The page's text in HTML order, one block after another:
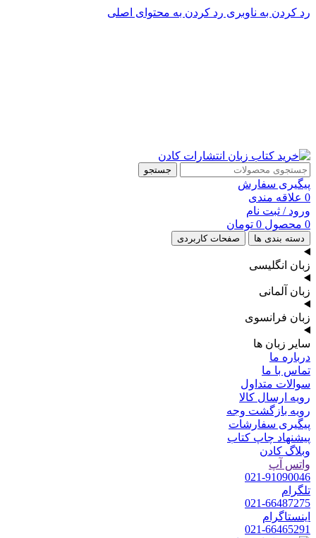
رد کردن به ناوبری رد کردن به محتوای اصلی
جستجو
پیگیری سفارش
0 علاقه مندی
ورود / ثبت نام
0 محصول 0 تومان
دسته بندی ها صفحات کاربردی
زبان انگلیسی
زبان آلمانی
زبان فرانسوی
سایر زبان ها
درباره ما
تماس با ما
سوالات متداول
رویه ارسال کالا
رویه بازگشت وجه
پیگیری سفارشات
پیشنهاد چاپ کتاب
وبلاگ کادن
واتس آپ
021-91090046
تلگرام
021-66487275
اینستاگرام
021-66465291